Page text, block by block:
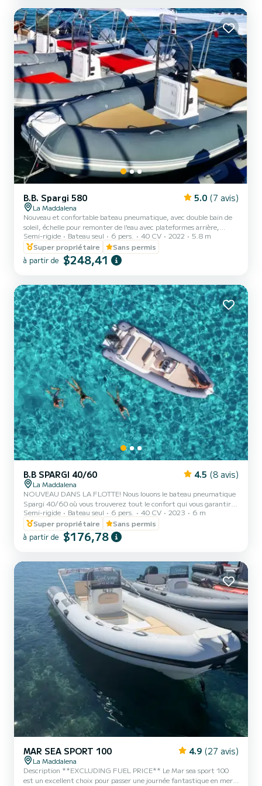
B.B. Spargi 580 5.0 (7 avis)
La Maddalena
Nouveau et confortable bateau pneumatique, avec double bain de
soleil, échelle pour remonter de l'eau avec plateformes arrière,
prises USB pour recharger téléphone, taud, douche avec eau douce,
grande autonomie avec réservoir de carburant de 100 litres. Coque
haute performance, douce sur les vagues, flotteurs et coussins
antidérapants. Avant le départ, un briefing sera organisé pour vous
naviguer dans l'archipel de la meilleu...
Semi-rigide Bateau seul 6 pers. 40 CV 2022
5.8 m
Super propriétaire
Sans permis
à partir de $248,41
B.B SPARGI 40/60 4.5 (8 avis)
La Maddalena
NOUVEAU DANS LA FLOTTE! Nous louons le bateau pneumatique
Spargi 40/60 où vous trouverez tout le confort qui vous garantira
une journée de détente et de sécurité complètes. Le véhicule est
équipé de: - Auvent pour vous protéger du soleil- Douche avec eau
douce - Tous les équipements de sécurité Le moteur est équipé d'un
moteur hors-bord Suzuky 40/60cv, idéal pour ceux qui n'ont pas
location. Vivez une journée de détente et de plais...
Semi-rigide Bateau seul 6 pers. 40 CV 2023
6 m
Super propriétaire
Sans permis
à partir de $176,78
MAR SEA SPORT 100 4.9 (27 avis)
La Maddalena
Description **EXCLUDING FUEL PRICE** Le Mar sea sport 100
est un excellent choix pour passer une journée fantastique en mer.